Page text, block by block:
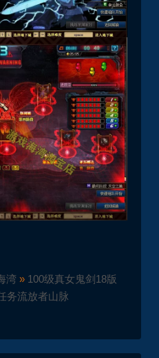
湾 » 100级真女鬼剑18版
务流放者山脉